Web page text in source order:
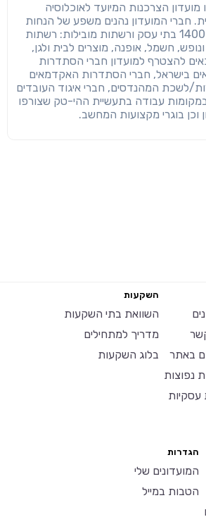
מועדון הצרכנות המיועד לאוכלוסיה
חברי המועדון נהנים משפע של הנחות
והטבות קבועות -14000 בתי עסק ורשתות מובילות: רשתות
חשמל, אופנה, מוצרים לבית ולגן,
להצטרף למועדון חברי הסתדרות
בישראל, חברי הסתדרות האקדמאים
לשכת המהנדסים, חברי איגוד העובדים
במקומות עבודה בתעשיית ההי-טק שצורפו
וכן בוגרי מקצועות המחשב.
באתר
נפוצות
עסקיות
השקעות
השוואת בתי השקעות
מדריך למתחילים
בלוג השקעות
הגדרות
המועדונים שלי
הטבות במייל